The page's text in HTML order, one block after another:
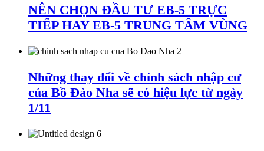
NÊN CHỌN ĐẦU TƯ EB-5 TRỰC
TIẾP HAY EB-5 TRUNG TÂM VÙNG
Những thay đổi về chính sách nhập cư
của Bồ Đào Nha sẽ có hiệu lực từ ngày
1/11